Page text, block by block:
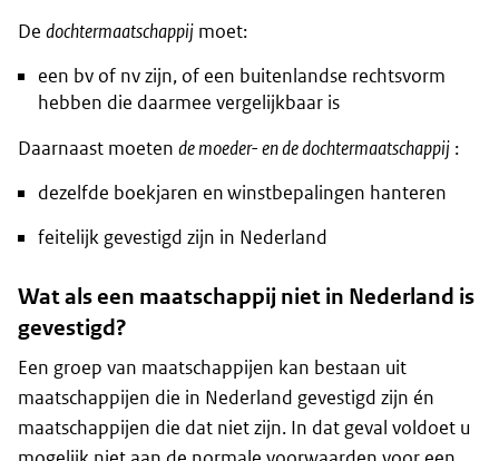
De dochtermaatschappij moet:
een bv of nv zijn, of een buitenlandse rechtsvorm
hebben die daarmee vergelijkbaar is
Daarnaast moeten de moeder- en de dochtermaatschappij :
dezelfde boekjaren en winstbepalingen hanteren
feitelijk gevestigd zijn in Nederland
Wat als een maatschappij niet in Nederland is
gevestigd?
Een groep van maatschappijen kan bestaan uit
maatschappijen die in Nederland gevestigd zijn én
maatschappijen die dat niet zijn. In dat geval voldoet u